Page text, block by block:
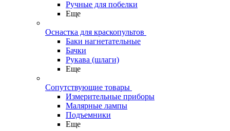
Ручные для побелки
Еще
Оснастка для краскопультов
Баки нагнетательные
Бачки
Рукава (шлаги)
Еще
Сопутствующие товары
Измерительные приборы
Малярные лампы
Подъемники
Еще